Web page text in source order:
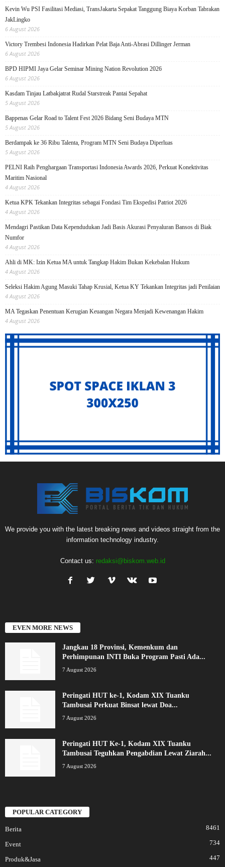
Kevin Wu PSI Fasilitasi Mediasi, TransJakarta Sepakat Tanggung Biaya Korban Tabrakan
JakLingko
6 August 2026
Victory Trembesi Indonesia Hadirkan Pelat Baja Anti-Abrasi Dillinger Jerman
6 August 2026
BPD HIPMI Jaya Gelar Seminar Mining Nation Revolution 2026
6 August 2026
Kasdam Tinjau Latbakjatrat Rudal Starstreak Pantai Sepahat
5 August 2026
Bappenas Gelar Road to Talent Fest 2026 Bidang Seni Budaya MTN
5 August 2026
Berdampak ke 36 Ribu Talenta, Program MTN Seni Budaya Diperluas
5 August 2026
PELNI Raih Penghargaan Transportasi Indonesia Awards 2026, Perkuat Konektivitas
Maritim Nasional
4 August 2026
Ketua KPK Tekankan Integritas sebagai Fondasi Tim Ekspedisi Patriot 2026
4 August 2026
Mendagri Pastikan Data Kependudukan Jadi Basis Akurasi Penyaluran Bansos di Biak
Numfor
4 August 2026
Ahli di MK: Izin Ketua MA untuk Tangkap Hakim Bukan Kekebalan Hukum
4 August 2026
Seleksi Hakim Agung Masuki Tahap Krusial, Ketua KY Tekankan Integritas jadi Penilaian
4 August 2026
MA Tegaskan Penentuan Kerugian Keuangan Negara Menjadi Kewenangan Hakim
4 August 2026
We provide you with the latest breaking news and videos straight from the
information technology industry.
Contact us: redaksi@biskom.web.id
EVEN MORE NEWS
Jangkau 18 Provinsi, Kemenkum dan
Perhimpunan INTI Buka Program Pasti Ada...
7 August 2026
Peringati HUT ke-1, Kodam XIX Tuanku
Tambusai Perkuat Binsat lewat Doa...
7 August 2026
Peringati HUT Ke-1, Kodam XIX Tuanku
Tambusai Teguhkan Pengabdian Lewat Ziarah...
7 August 2026
POPULAR CATEGORY
Berita 8461
Event 734
Produk&Jasa 447